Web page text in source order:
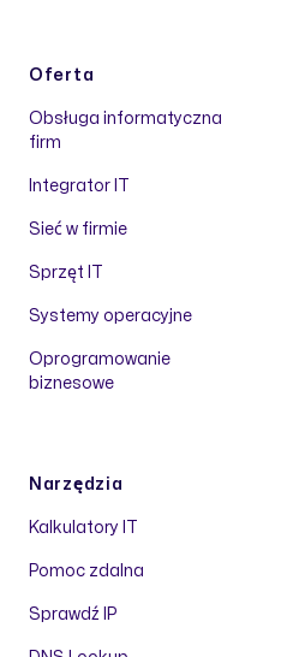
Oferta
Obsługa informatyczna
firm
Integrator IT
Sieć w firmie
Sprzęt IT
Systemy operacyjne
Oprogramowanie
biznesowe
Narzędzia
Kalkulatory IT
Pomoc zdalna
Sprawdź IP